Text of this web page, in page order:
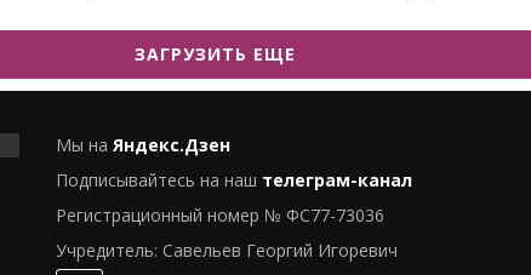
ЗАГРУЗИТЬ ЕЩЕ
Мы на Яндекс.Дзен
Подписывайтесь на наш телеграм-канал
Регистрационный номер № ФС77-73036
Учредитель: Савельев Георгий Игоревич